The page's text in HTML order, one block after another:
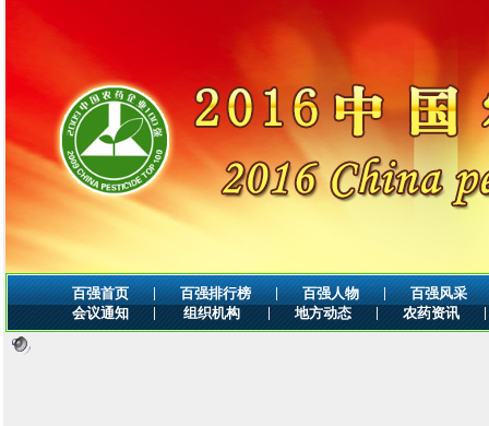
百强首页 | 百强排行榜 | 百强人物 |
百强风采
会议通知
| 组织机构 | 地方动态 | 农药资讯 |